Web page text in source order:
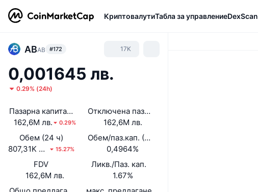
КриптовалутиТабла за управлениеDexScan
ABAB #172 17K
0,001645 лв.
0.29% (24h)
Пазарна капитализация
162,6M лв.
0.29%
Отключена пазарна капитализация
162,6M лв.
Обем (24 ч)
807,31K лв.
15.27%
Обем/паз.кап. (24 ч)
0,4964%
FDV
162,6M лв.
Ликв./Паз. кап.
1.67%